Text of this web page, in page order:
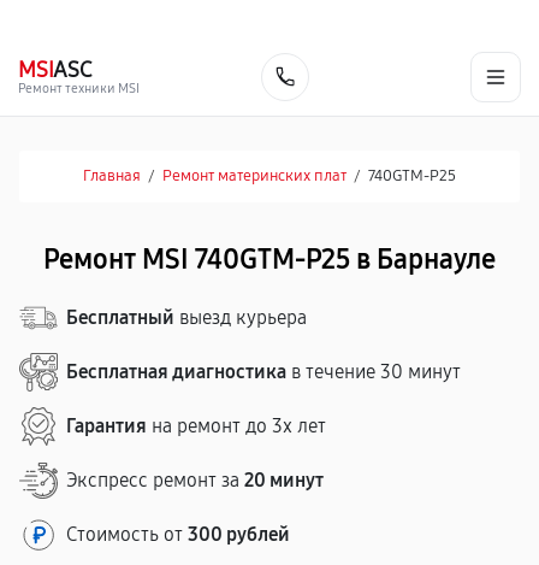
MSIASC
Ремонт техники MSI
Главная / Ремонт материнских плат / 740GTM-P25
Ремонт MSI 740GTM-P25 в Барнауле
Бесплатный выезд курьера
Бесплатная диагностика в течение 30 минут
Гарантия на ремонт до 3х лет
Экспресс ремонт за 20 минут
Стоимость от 300 рублей